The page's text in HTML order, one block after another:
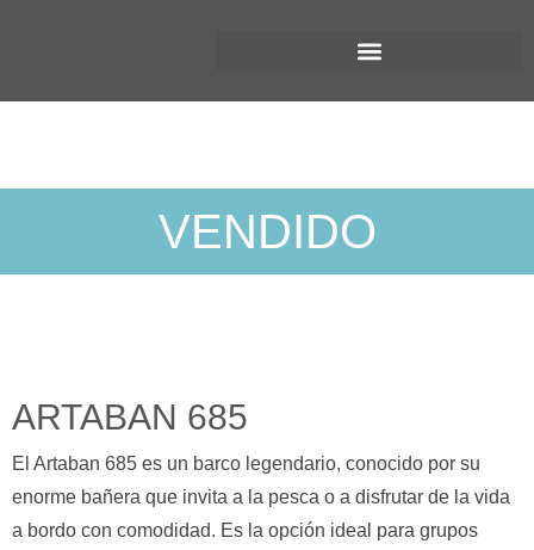
VENDIDO
ARTABAN 685
El Artaban 685 es un barco legendario, conocido por su
enorme bañera que invita a la pesca o a disfrutar de la vida
a bordo con comodidad. Es la opción ideal para grupos